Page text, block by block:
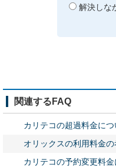
解決しな
関連するFAQ
カリテコの超過料金につ
オリックスの利用料金の
カリテコの予約変更料金